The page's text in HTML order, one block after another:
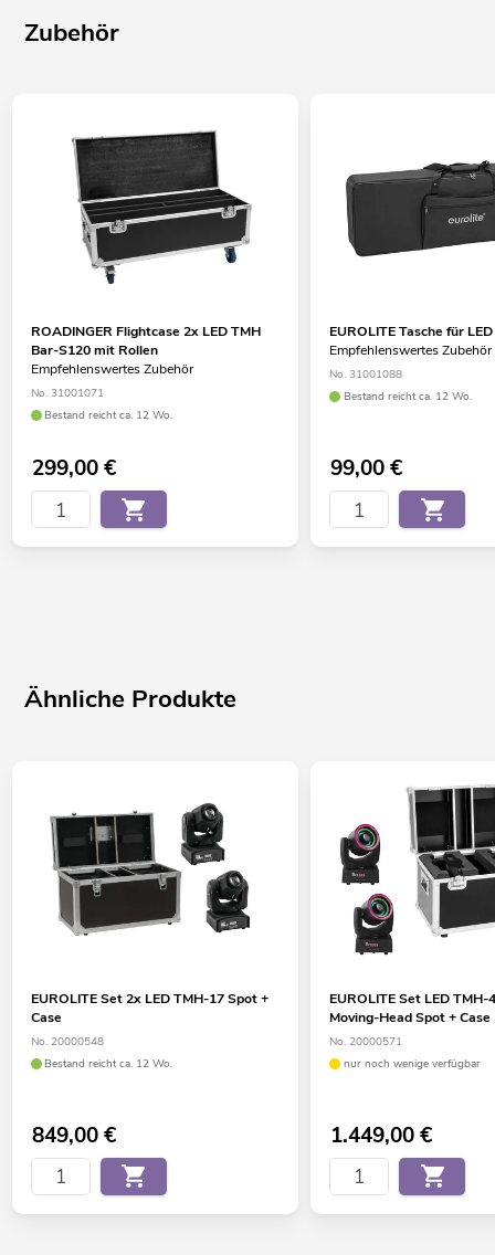
Zubehör
ROADINGER Flightcase 2x LED TMH
Bar-S120 mit Rollen
Empfehlenswertes Zubehör
No. 31001071
Bestand reicht ca. 12 Wo.
299,00€
EUROLITE Tasche für
Empfehlenswertes Zubehör
No. 31001088
Bestand reicht ca. 12 Wo.
99,00€
Ähnliche Produkte
EUROLITE Set 2x LED TMH-17 Spot +
Case
No. 20000548
Bestand reicht ca. 12 Wo.
849,00€
EUROLITE Set LED TMH-
Moving-Head Spot + Case
No. 20000571
nur noch wenige verfügbar
1.449,00€